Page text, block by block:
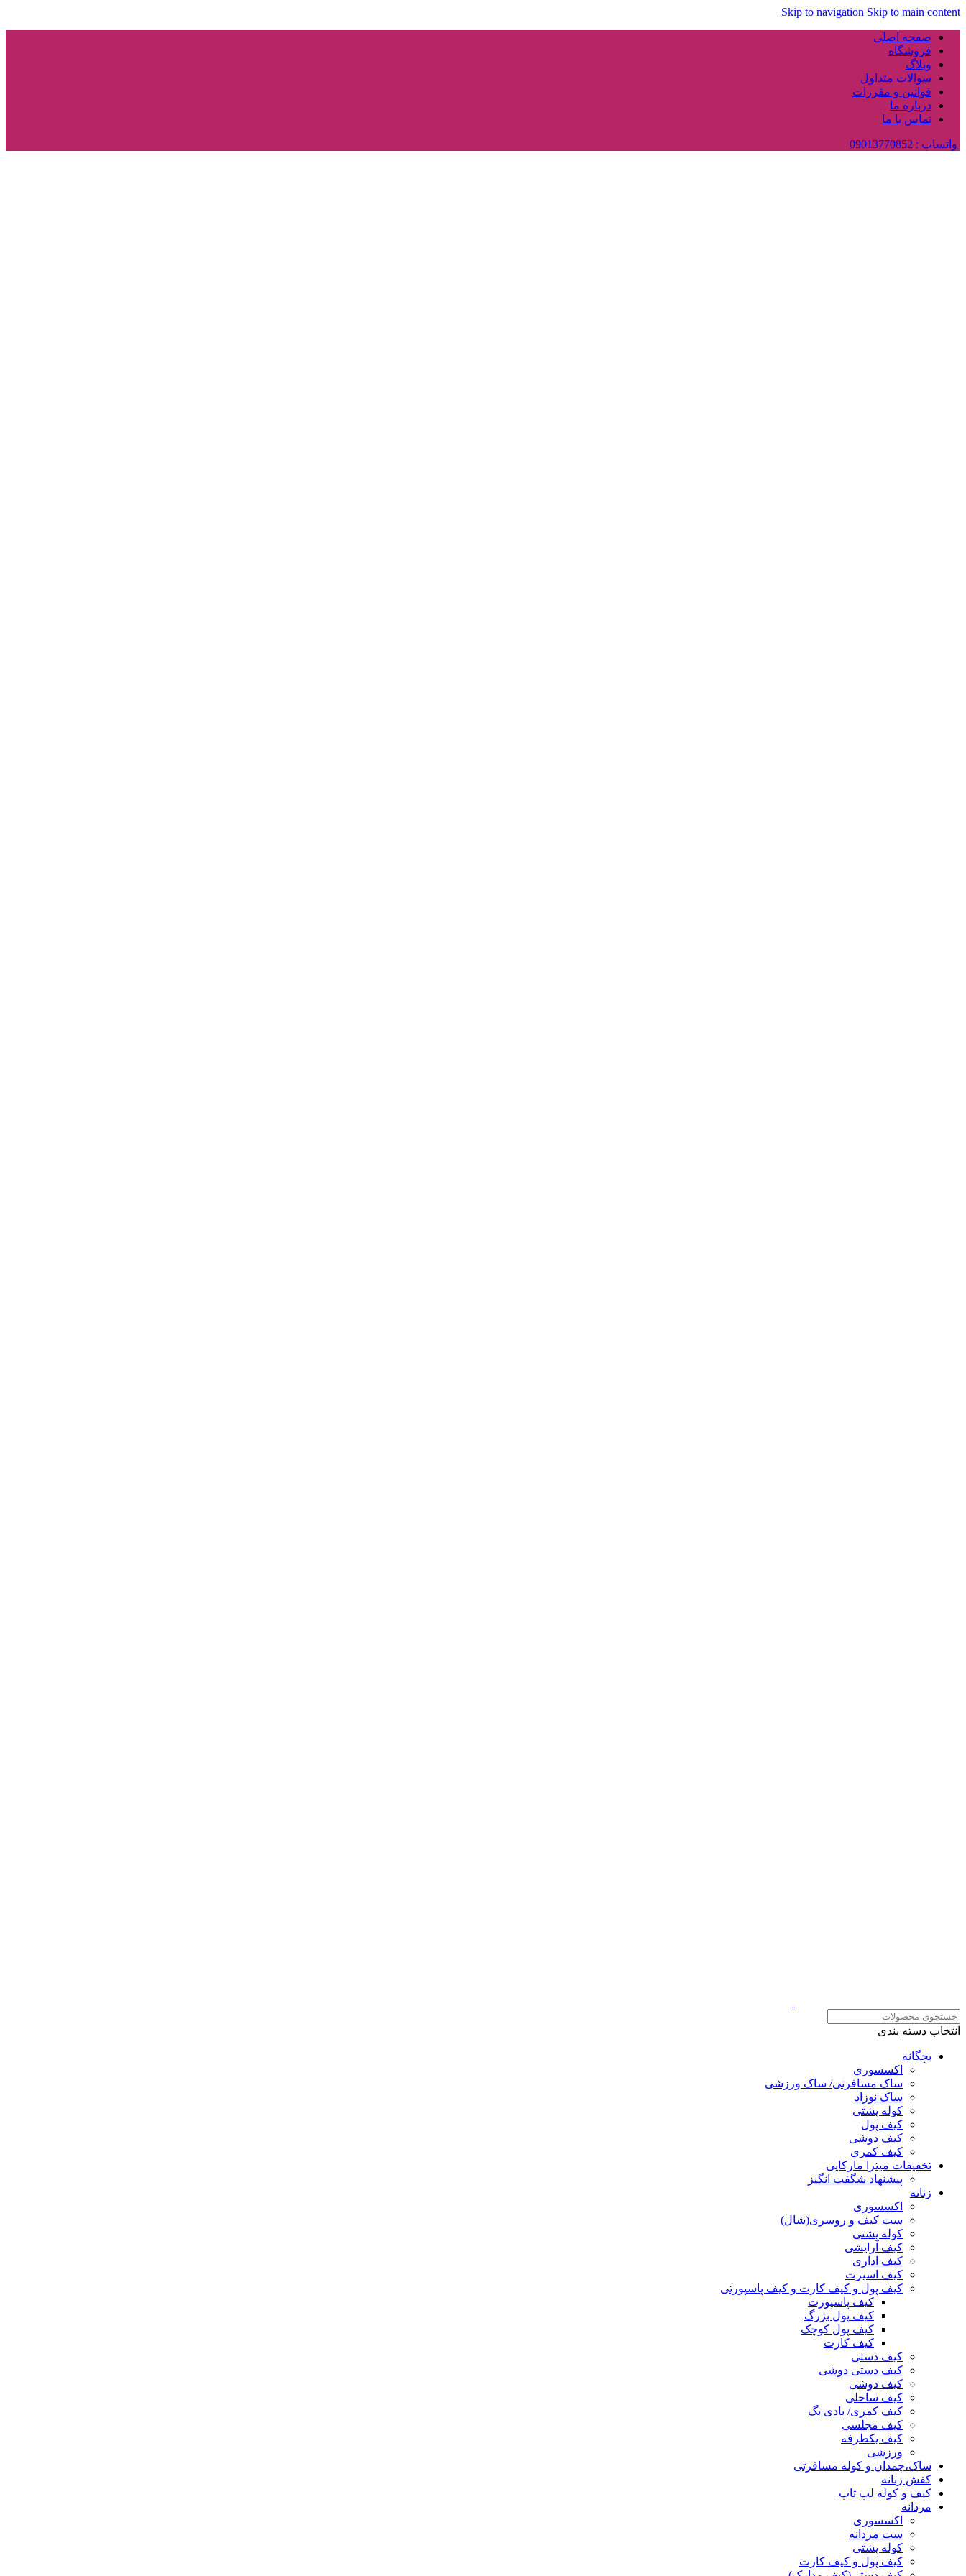
Skip to navigation Skip to main content
صفحه اصلی
فروشگاه
وبلاگ
سوالات متداول
قوانین و مقررات
درباره ما
تماس با ما
واتساپ : 09013770852
انتخاب دسته بندی
بچگانه
اکسسوری
ساک مسافرتی/ ساک ورزشی
ساک نوزاد
کوله پشتی
کیف پول
کیف دوشی
کیف کمری
تخفیفات میترا مارکایی
پیشنهاد شگفت انگیز
زنانه
اکسسوری
ست کیف و روسری(شال)
کوله پشتی
کیف آرایشی
کیف اداری
کیف اسپرت
کیف پول و کیف کارت و کیف پاسپورتی
کیف پاسپورت
کیف پول بزرگ
کیف پول کوچک
کیف کارت
کیف دستی
کیف دستی دوشی
کیف دوشی
کیف ساحلی
کیف کمری/ بادی بگ
کیف مجلسی
کیف یکطرفه
ورزشی
ساک،چمدان و کوله مسافرتی
کفش زنانه
کیف و کوله لپ تاپ
مردانه
اکسسوری
ست مردانه
کوله پشتی
کیف پول و کیف کارت